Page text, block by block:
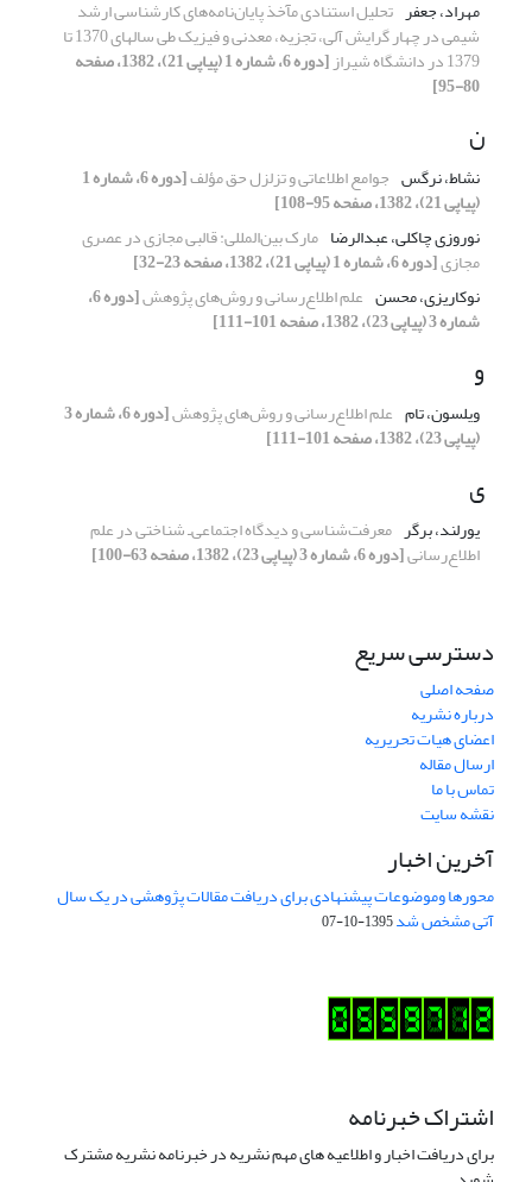
مهراد، جعفر تحلیل استنادی مآخذ پایان‌نامه‌های کارشناسی ارشد
شیمی در چهار گرایش آلی، تجزیه، معدنی و فیزیک طی سالهای 1370 تا
1379 در دانشگاه شیراز [دوره 6، شماره 1 (پیاپی 21)، 1382، صفحه
80-95]
ن
نشاط، نرگس جوامع اطلاعاتی و تزلزل حق مؤلف [دوره 6، شماره 1
(پیاپی 21)، 1382، صفحه 95-108]
نوروزی چاکلی، عبدالرضا مارک بین‌المللی: قالبی مجازی در عصری
مجازی[دوره 6، شماره 1 (پیاپی 21)، 1382، صفحه 23-32]
نوکاریزی، محسن علم اطلاع‌رسانی و روش‌های پژوهش [دوره 6،
شماره 3 (پیاپی 23)، 1382، صفحه 101-111]
و
ویلسون، تام علم اطلاع‌رسانی و روش‌های پژوهش [دوره 6، شماره 3
(پیاپی 23)، 1382، صفحه 101-111]
ی
یورلند، برگر معرفت‌شناسی و دیدگاه اجتماعی‌ـ شناختی در علم
اطلاع‌رسانی[دوره 6، شماره 3 (پیاپی 23)، 1382، صفحه 63-100]
دسترسی سریع
صفحه اصلی
درباره نشریه
اعضای هیات تحریریه
ارسال مقاله
تماس با ما
نقشه سایت
آخرین اخبار
محورها وموضوعات پیشنهادی برای دریافت مقالات پژوهشی در یک سال
آتی مشخص شد1395-10-07
اشتراک خبرنامه
برای دریافت اخبار و اطلاعیه های مهم نشریه در خبرنامه نشریه مشترک